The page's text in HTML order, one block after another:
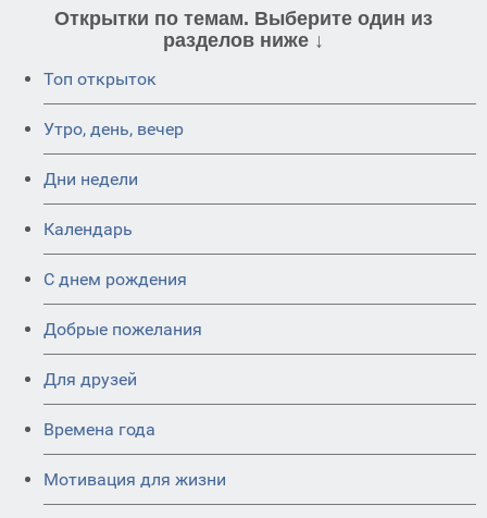
Открытки по темам. Выберите один из
разделов ниже ↓
Топ открыток
Утро, день, вечер
Дни недели
Календарь
C днем рождения
Добрые пожелания
Для друзей
Времена года
Мотивация для жизни